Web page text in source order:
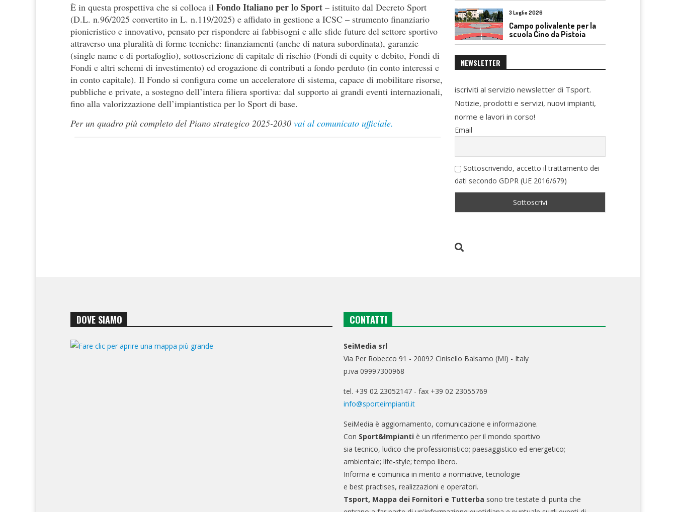
È in questa prospettiva che si colloca il Fondo Italiano per lo Sport – istituito dal Decreto Sport
(D.L. n.96/2025 convertito in L. n.119/2025) e affidato in gestione a ICSC – strumento finanziario
pionieristico e innovativo, pensato per rispondere ai fabbisogni e alle sfide future del settore sportivo
attraverso una pluralità di forme tecniche: finanziamenti (anche di natura subordinata), garanzie
(single name e di portafoglio), sottoscrizione di capitale di rischio (Fondi di equity e debito, Fondi di
Fondi e altri schemi di investimento) ed erogazione di contributi a fondo perduto (in conto interessi e
in conto capitale). Il Fondo si configura come un acceleratore di sistema, capace di mobilitare risorse,
pubbliche e private, a sostegno dell’intera filiera sportiva: dal supporto ai grandi eventi internazionali,
fino alla valorizzazione dell’impiantistica per lo Sport di base.
Per un quadro più completo del Piano strategico 2025-2030 vai al comunicato ufficiale.
3 Luglio 2026
Campo polivalente per la
scuola Cino da Pistoia
NEWSLETTER
iscriviti al servizio newsletter di Tsport.
Notizie, prodotti e servizi, nuovi impianti,
norme e lavori in corso!
Email
Sottoscrivendo, accetto il trattamento dei
dati secondo GDPR (UE 2016/679)
DOVE SIAMO CONTATTI
SeiMedia srl
Via Per Robecco 91 - 20092 Cinisello Balsamo (MI) - Italy
p.iva 09997300968
tel. +39 02 23052147 - fax +39 02 23055769
info@sporteimpianti.it
SeiMedia è aggiornamento, comunicazione e informazione.
Con Sport&Impianti è un riferimento per il mondo sportivo
sia tecnico, ludico che professionistico; paesaggistico ed energetico;
ambientale; life-style; tempo libero.
Informa e comunica in merito a normative, tecnologie
e best practises, realizzazioni e operatori.
Tsport, Mappa dei Fornitori e Tutterba sono tre testate di punta che